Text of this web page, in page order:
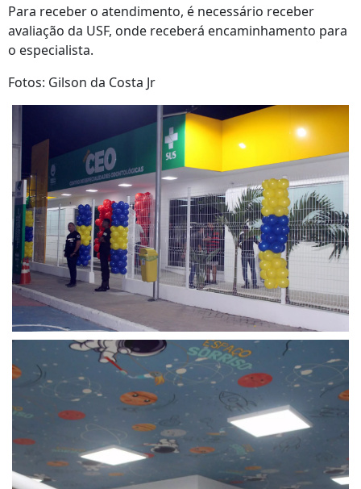
Para receber o atendimento, é necessário receber
avaliação da USF, onde receberá encaminhamento para
o especialista.
Fotos: Gilson da Costa Jr